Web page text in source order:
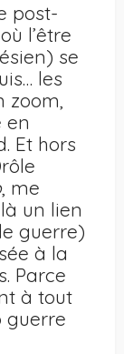
post-
l’être
se
les
zoom,
en
Et hors
, me
un lien
guerre)
à la
Parce
à tout
guerre